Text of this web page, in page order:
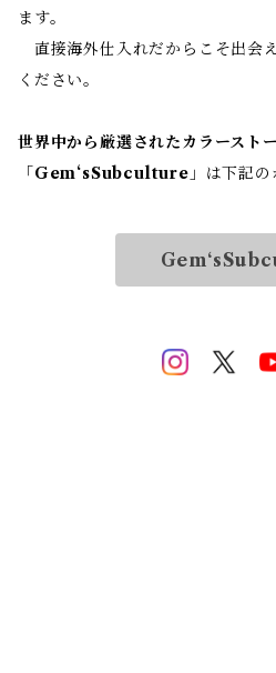
ます。
直接海外仕入れだからこそ出会
ください。
世界中から厳選されたカラースト
「 Gem‘sSubculture 」は下記